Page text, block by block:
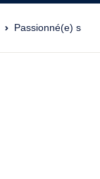
Passionné(e) s